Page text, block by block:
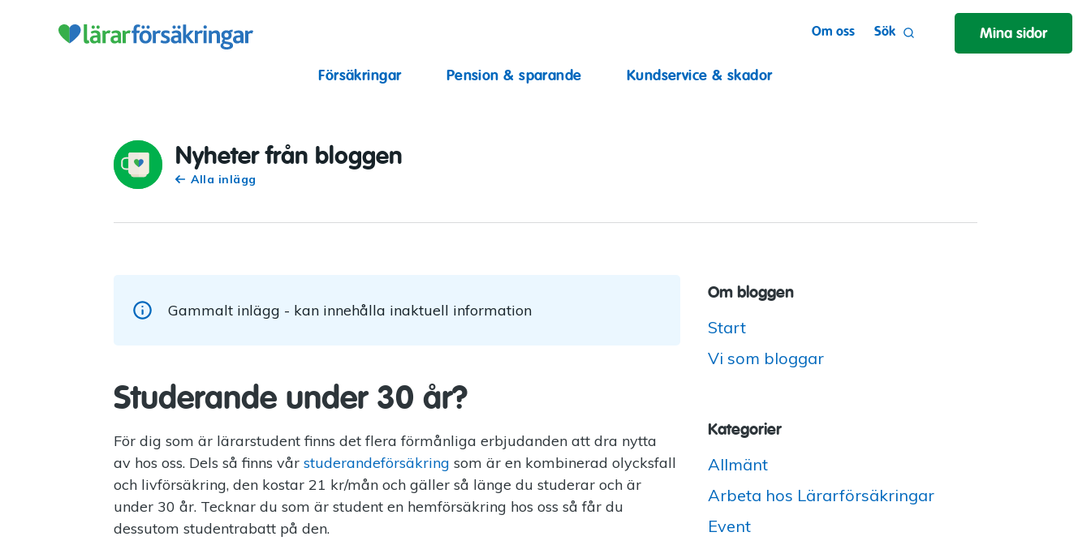
Försäkringar Pension & sparande Kundservice & skador
Om oss Sök Mina sidor
Nyheter från bloggen
Alla inlägg
Gammalt inlägg - kan innehålla inaktuell information
Studerande under 30 år?
För dig som är lärarstudent finns det flera förmånliga erbjudanden att dra nytta
av hos oss. Dels så finns vår studerandeförsäkring som är en kombinerad olycksfall
och livförsäkring, den kostar 21 kr/mån och gäller så länge du studerar och är
under 30 år. Tecknar du som är student en hemförsäkring hos oss så får du
dessutom studentrabatt på den.
Om bloggen
Start
Vi som bloggar
Kategorier
Allmänt
Arbeta hos Lärarförsäkringar
Event